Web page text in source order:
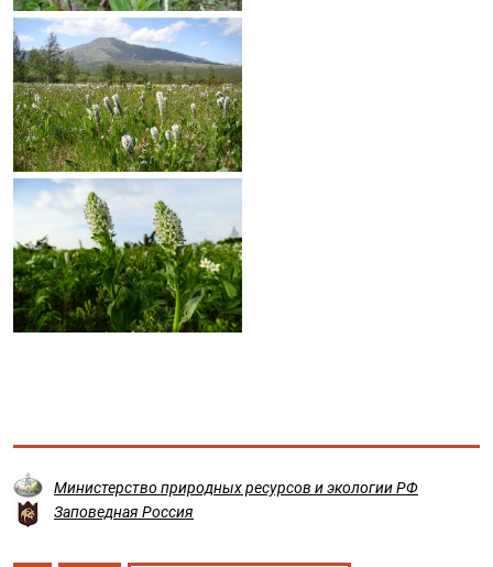
Министерство природных ресурсов и экологии РФ
Заповедная Россия